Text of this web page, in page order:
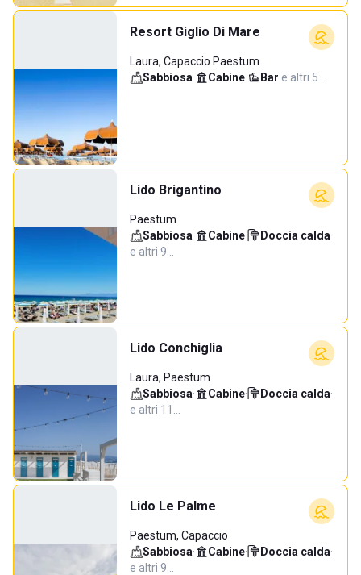
Resort Giglio Di Mare
Laura, Capaccio Paestum
Sabbiosa· Cabine· Bar·e altri 5…
Lido Brigantino
Paestum
Sabbiosa· Cabine· Doccia calda·
e altri 9…
Lido Conchiglia
Laura, Paestum
Sabbiosa· Cabine· Doccia calda·
e altri 11…
Lido Le Palme
Paestum, Capaccio
Sabbiosa· Cabine· Doccia calda·
e altri 9…